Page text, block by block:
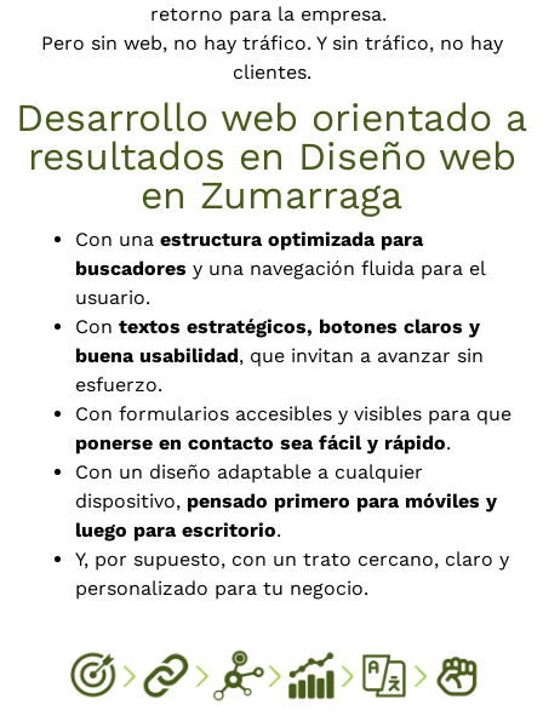
retorno para la empresa.
Pero sin web, no hay tráfico. Y sin tráfico, no hay
clientes.
Desarrollo web orientado a
resultados en Diseño web
en Zumarraga
Con unaestructura optimizada para
buscadores y una navegación fluida para el
usuario.
Contextos estratégicos, botones claros y
buena usabilidad, que invitan a avanzar sin
esfuerzo.
Con formularios accesibles y visibles para que
ponerse en contacto sea fácil y rápido.
Con un diseño adaptable a cualquier
dispositivo, pensado primero para móviles y
luego para escritorio.
Y, por supuesto, con un trato cercano, claro y
personalizado para tu negocio.